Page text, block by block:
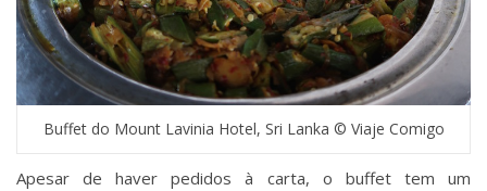
Buffet do Mount Lavinia Hotel, Sri Lanka © Viaje Comigo
Apesar de haver pedidos à carta, o buffet tem um